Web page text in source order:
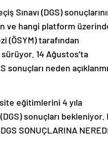
Sınavı (DGS)
ve hangi platform
(ÖSYM) tarafından
sürüyor. 14 Ağustos’ta
sonuçları neden
eğitimlerini 4 yıla
sonuçları bekleniyor.
SONUÇLARINA